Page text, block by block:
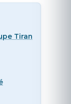
Tiran